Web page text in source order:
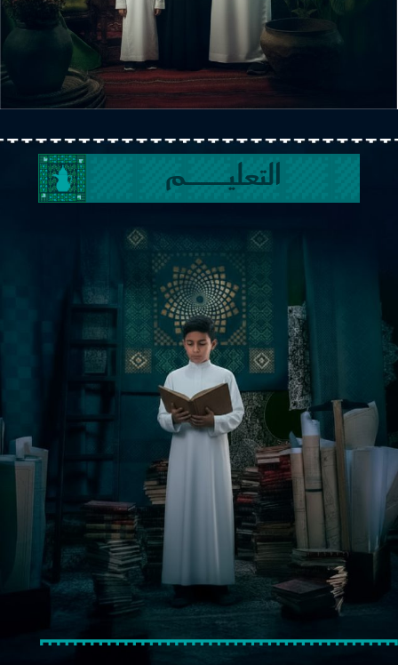
التعليــــــــــــــــم